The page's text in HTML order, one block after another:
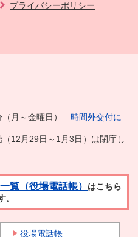
プライバシーポリシー
（月～金曜日） 時間外交付に
12月29日～1月3日）は閉庁し
覧（役場電話帳） はこちら
。
役場電話帳